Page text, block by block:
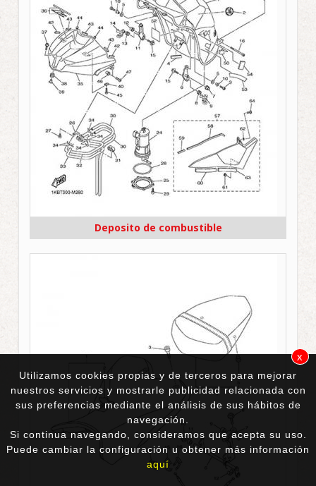
Utilizamos cookies propias y de terceros para mejorar
nuestros servicios y mostrarle publicidad relacionada con
sus preferencias mediante el análisis de sus hábitos de
navegación.
Si continua navegando, consideramos que acepta su uso.
Puede cambiar la configuración u obtener más información
aquí
x
Deposito de combustible